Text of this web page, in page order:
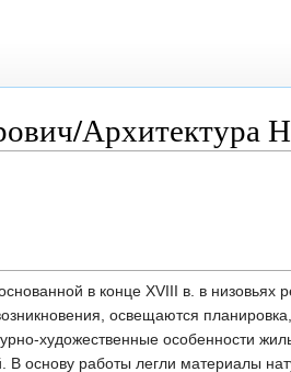
Архитектура
в конце XVIII в. в низовьях
освещаются
художественные особенности
основу работы легли материалы